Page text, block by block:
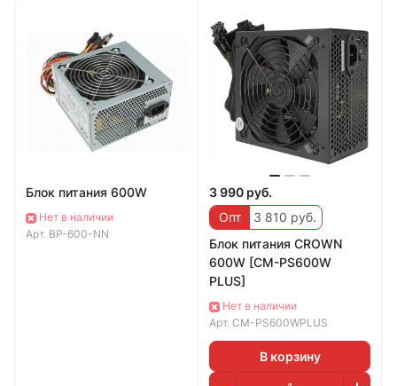
Блок питания 600W
Нет в наличии
Арт. BP-600-NN
3 990 руб.
Опт
3 810 руб.
Блок питания CROWN
600W [CM-PS600W
PLUS]
Нет в наличии
Арт. CM-PS600WPLUS
В корзину